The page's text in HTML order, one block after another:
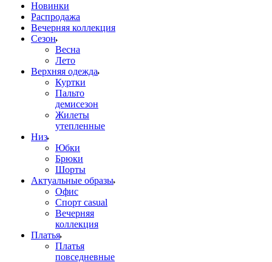
Новинки
Распродажа
Вечерняя коллекция
Сезон
Весна
Лето
Верхняя одежда
Куртки
Пальто
демисезон
Жилеты
утепленные
Низ
Юбки
Брюки
Шорты
Актуальные образы
Офис
Спорт casual
Вечерняя
коллекция
Платья
Платья
повседневные